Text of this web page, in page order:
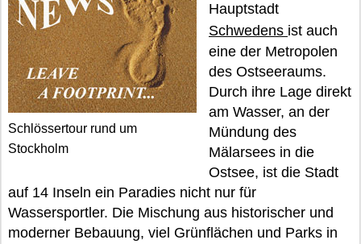
Schlössertour rund um
Stockholm
Hauptstadt
Schwedens ist auch
eine der Metropolen
des Ostseeraums.
Durch ihre Lage direkt
am Wasser, an der
Mündung des
Mälarsees in die
Ostsee, ist die Stadt
auf 14 Inseln ein Paradies nicht nur für
Wassersportler. Die Mischung aus historischer und
moderner Bebauung, viel Grünflächen und Parks in